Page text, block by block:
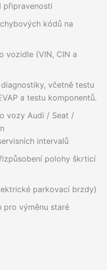
připravenosti
kódů na
vozidle (VIN, CIN a
včetně testu
a testu komponentů.
vozy Audi / Seat /
intervalů
polohy škrticí
parkovací brzdy)
pro výměnu staré